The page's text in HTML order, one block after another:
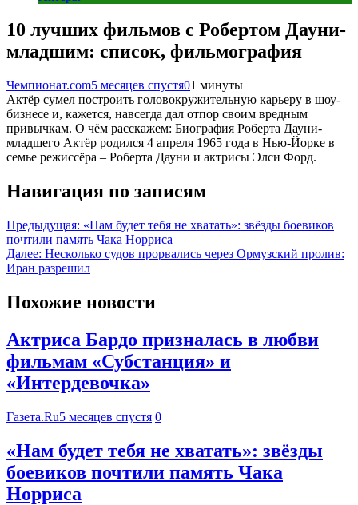
10 лучших фильмов с Робертом Дауни-
младшим: список, фильмография
Чемпионат.com5 месяцев спустя01 минуты
Актёр сумел построить головокружительную карьеру в шоу-
бизнесе и, кажется, навсегда дал отпор своим вредным
привычкам. О чём расскажем: Биография Роберта Дауни-
младшего Актёр родился 4 апреля 1965 года в Нью-Йорке в
семье режиссёра – Роберта Дауни и актрисы Элси Форд.
Навигация по записям
Предыдущая: «Нам будет тебя не хватать»: звёзды боевиков
почтили память Чака Норриса
Далее: Несколько судов прорвались через Ормузский пролив:
Иран разрешил
Похожие новости
Актриса Бардо призналась в любви
фильмам «Субстанция» и
«Интердевочка»
Газета.Ru5 месяцев спустя 0
«Нам будет тебя не хватать»: звёзды
боевиков почтили память Чака
Норриса